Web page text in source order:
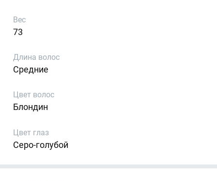
Вес
73
Длина волос
Средние
Цвет волос
Блондин
Цвет глаз
Серо-голубой